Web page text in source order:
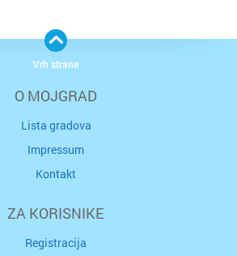
O MOJGRAD
Lista gradova
Impressum
Kontakt
ZA KORISNIKE
Registracija
Vrh strane